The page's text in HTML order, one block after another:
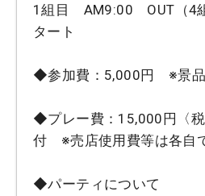
1組目 AM9:00 OUT（4
タート
◆参加費：5,000円 ※景品
◆プレー費：15,000円〈
付 ※売店使用費等は各自
◆パーティについて